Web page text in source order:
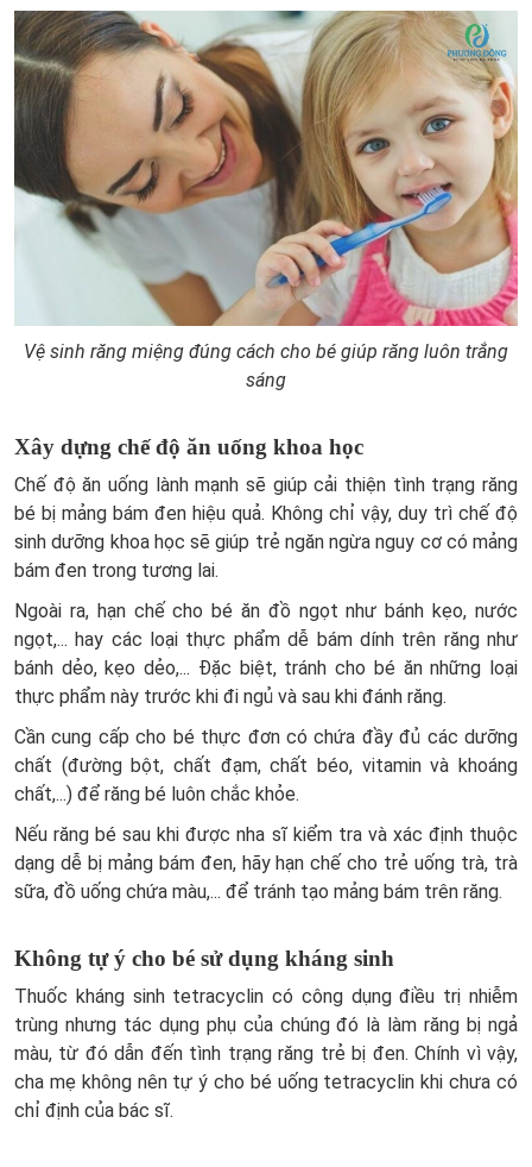
Vệ sinh răng miệng đúng cách cho bé giúp răng luôn trắng
sáng
Xây dựng chế độ ăn uống khoa học
Chế độ ăn uống lành mạnh sẽ giúp cải thiện tình trạng răng
bé bị mảng bám đen hiệu quả. Không chỉ vậy, duy trì chế độ
sinh dưỡng khoa học sẽ giúp trẻ ngăn ngừa nguy cơ có mảng
bám đen trong tương lai.
Ngoài ra, hạn chế cho bé ăn đồ ngọt như bánh kẹo, nước
ngọt,... hay các loại thực phẩm dễ bám dính trên răng như
bánh dẻo, kẹo dẻo,... Đặc biệt, tránh cho bé ăn những loại
thực phẩm này trước khi đi ngủ và sau khi đánh răng.
Cần cung cấp cho bé thực đơn có chứa đầy đủ các dưỡng
chất (đường bột, chất đạm, chất béo, vitamin và khoáng
chất,...) để răng bé luôn chắc khỏe.
Nếu răng bé sau khi được nha sĩ kiểm tra và xác định thuộc
dạng dễ bị mảng bám đen, hãy hạn chế cho trẻ uống trà, trà
sữa, đồ uống chứa màu,... để tránh tạo mảng bám trên răng.
Không tự ý cho bé sử dụng kháng sinh
Thuốc kháng sinh tetracyclin có công dụng điều trị nhiễm
trùng nhưng tác dụng phụ của chúng đó là làm răng bị ngả
màu, từ đó dẫn đến tình trạng răng trẻ bị đen. Chính vì vậy,
cha mẹ không nên tự ý cho bé uống tetracyclin khi chưa có
chỉ định của bác sĩ.